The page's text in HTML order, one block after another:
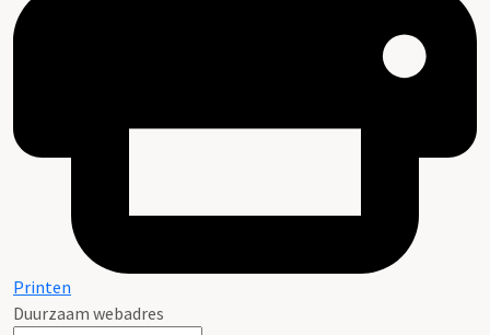
Printen
Duurzaam webadres